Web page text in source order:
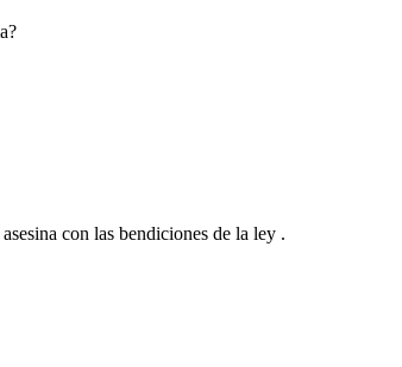
con las bendiciones de la ley .